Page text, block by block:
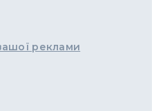
реклами